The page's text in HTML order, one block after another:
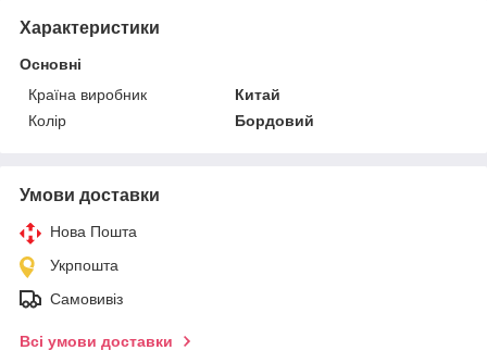
Характеристики
Основні
Країна виробник
Китай
Колір
Бордовий
Умови доставки
Нова Пошта
Укрпошта
Самовивіз
Всі умови доставки